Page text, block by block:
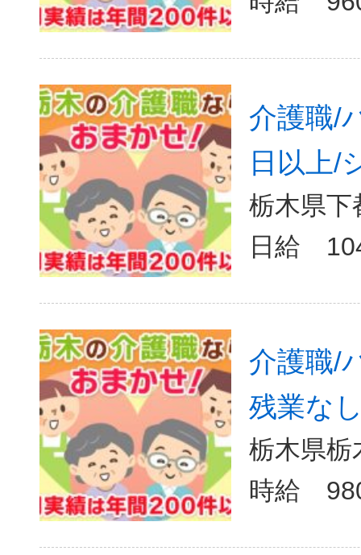
介護職/
日以上/
栃木県下
日給
介護職/
残業な
栃木県栃